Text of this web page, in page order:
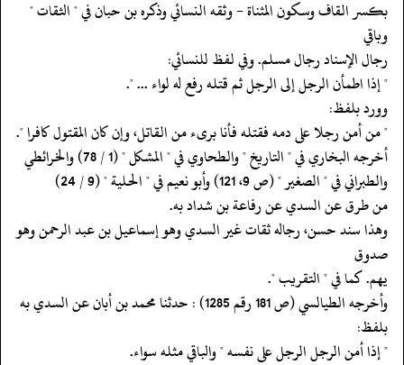
‏‏‏‏بكسر القاف وسكون المثناة - وثقه النسائي وذكره بن حبان في " الثقات "
وباقي
‏‏‏‏رجال الإسناد رجال مسلم. وفي لفظ للنسائي:
‏‏‏‏" إذا اطمأن الرجل إلى الرجل ثم قتله رفع له لواء ... ".
‏‏‏‏وورد بلفظ:
‏‏‏‏" من أمن رجلا على دمه فقتله فأنا برىء من القاتل، وإن كان المقتول كافرا ".
‏‏‏‏أخرجه البخاري في " التاريخ " والطحاوي في " المشكل " (1 / 78) والخرائطي
‏‏‏‏والطبراني في " الصغير " (ص 9، 121) وأبو نعيم في " الحلية " (9 / 24)
‏‏‏‏من طرق عن السدي عن رفاعة بن شداد به.
‏‏‏‏وهذا سند حسن، رجاله ثقات غير السدي وهو إسماعيل بن عبد الرحمن وهو
صدوق
‏‏‏‏يهم. كما في " التقريب ".
‏‏‏‏وأخرجه الطيالسي (ص 181 رقم 1285) : حدثنا محمد بن أبان عن السدي به
بلفظ:
‏‏‏‏" إذا أمن الرجل الرجل على نفسه " والباقي مثله سواء.